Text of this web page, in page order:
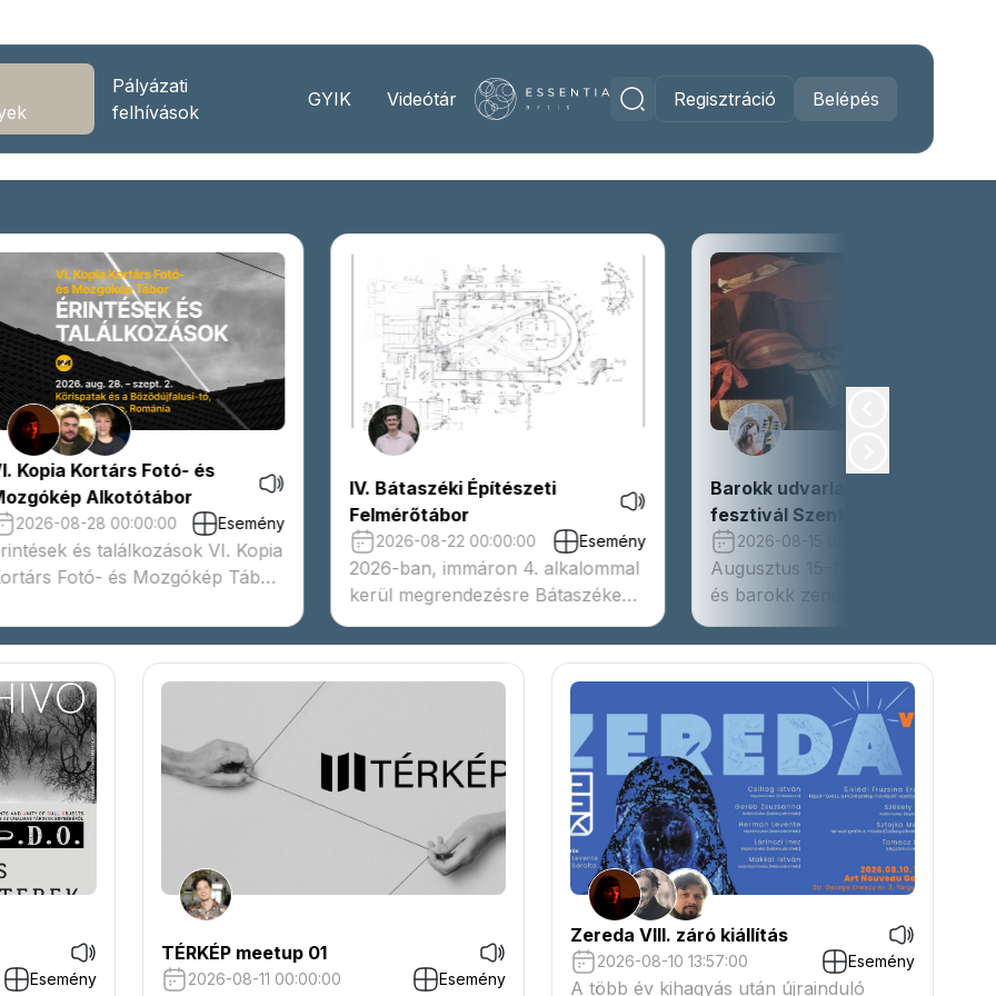
Pályázati
felhívások
GYIK Videótár Regisztráció Belépés
Bátaszéki Építészeti
2026-08-22 00:00:00 Esemény
ban, immáron 4. alkalommal
felmérőtábor.
Barokk udvarlás - régizenei
fesztivál Szentendrén
2026-08-15 00:00:00 Esemény
Augusztus 15-16-án reneszánsz
és barokk zenék hallhatók a
Szentendrei Teátrum
programsorozatában.
TÉRKÉP meetup 01
2026-08-11 00:00:00
Térkép - független magyar
designszakmai munkacsoport
rendezvénye
Esemény
TÉRKÉP meetup 01
2026-08-11 00:00:00 Esemény
Zereda VIII. záró kiállítás
2026-08-10 13:57:00 Esemény
A több év kihagyás után újrainduló